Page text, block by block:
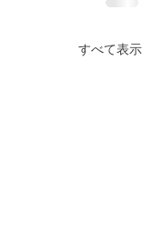
すべて表示